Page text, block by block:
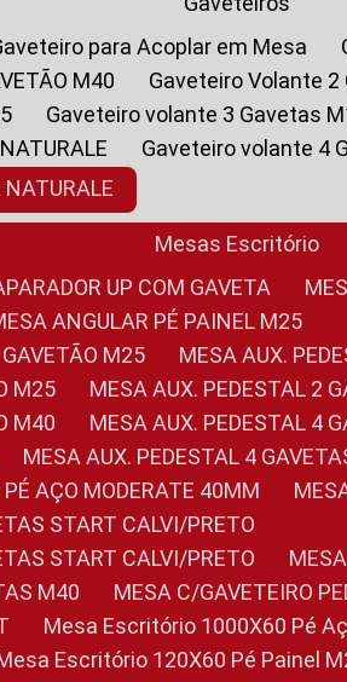
Gaveteiro para Acoplar em Mesa
M40
Gaveteiro Volante
Gaveteiro volante 3 Gavetas
Gaveteiro volante 4
NATURALE
Mesas Escritório
APARADOR UP COM GAVETA
MESA ANGULAR PÉ PAINEL M25
GAVETÃO M25
MESA AUX.
M25
MESA AUX. PEDESTAL 2
M40
MESA AUX. PEDESTAL 4
MESA AUX. PEDESTAL 4
PÉ AÇO MODERATE 40MM
START CALVI/PRETO
START CALVI/PRETO
M40
MESA C/GAVETEIRO
Mesa Escritório 1000X60 Pé
Mesa Escritório 120X60 Pé Painel